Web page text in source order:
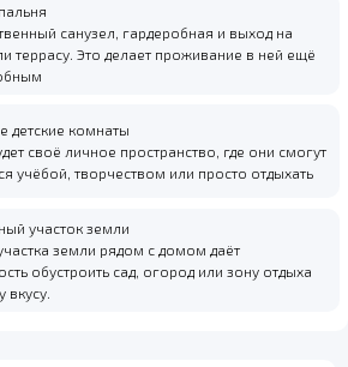
санузел, гардеробная и выход на
террасу. Это делает проживание в ней ещё
детские комнаты
своё личное пространство, где они смогут
учёбой, творчеством или просто отдыхать
участок земли
земли рядом с домом даёт
обустроить сад, огород или зону отдыха
вкусу.